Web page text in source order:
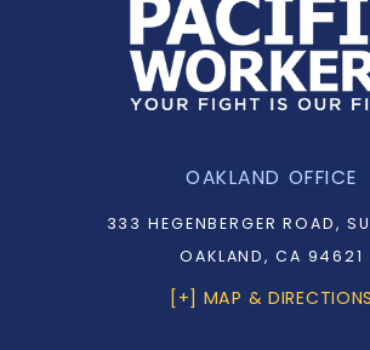
OAKLAND OFFICE
333 HEGENBERGER ROAD,
OAKLAND, CA 94621
[+] MAP & DIRECTIONS